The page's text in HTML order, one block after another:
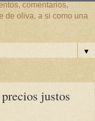
comentarios,
de oliva, a si como una
▼
justos